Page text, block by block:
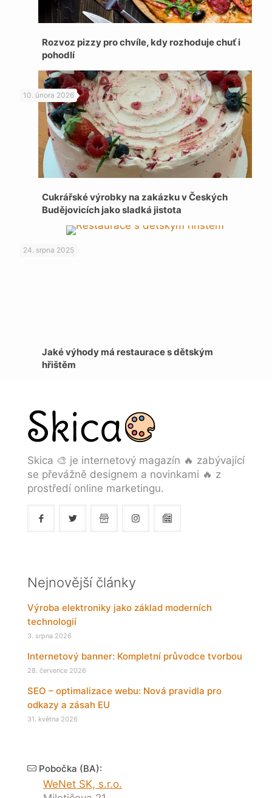
Rozvoz pizzy pro chvíle, kdy rozhoduje chuť i
pohodlí
10. února 2026
Cukrářské výrobky na zakázku v Českých
Budějovicích jako sladká jistota
24. srpna 2025
Jaké výhody má restaurace s dětským
hřištěm
Skica 🎨 je internetový magazín 🔥 zabývající
se převážně designem a novinkami 🔥 z
prostředí online marketingu.
Nejnovější články
Výroba elektroniky jako základ moderních
technologií
3. srpna 2026
Internetový banner: Kompletní průvodce tvorbou
28. července 2026
SEO – optimalizace webu: Nová pravidla pro
odkazy a zásah EU
31. května 2026
Pobočka (BA):
WeNet SK, s.r.o.